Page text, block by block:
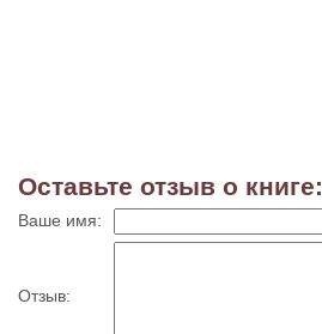
Оставьте отзыв о книге:
Ваше имя:
Отзыв: